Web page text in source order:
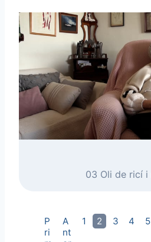
03 Oli de ricí i
P
ri
A
nt
1 2 3 4 5